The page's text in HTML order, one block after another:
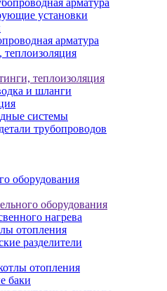
арматура
установки
арматура
теплоизоляция
и шланги
системы
трубопроводов
оборудования
оборудования
нагрева
отопления
разделители
отопления
баки